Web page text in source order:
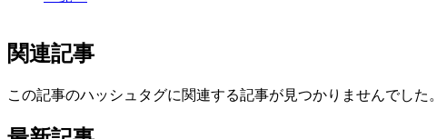
関連記事
この記事のハッシュタグに関連する記事が見つかりませんでした。